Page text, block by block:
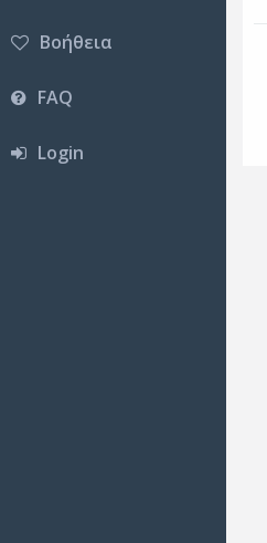
Βοήθεια
FAQ
Login